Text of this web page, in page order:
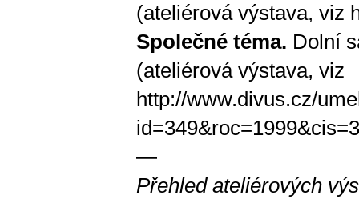
(ateliérová výstava, viz
Společné téma. Dolní
(ateliérová výstava, viz
http://www.divus.cz/
id=349&roc=1999&cis=3
—
Přehled ateliérových